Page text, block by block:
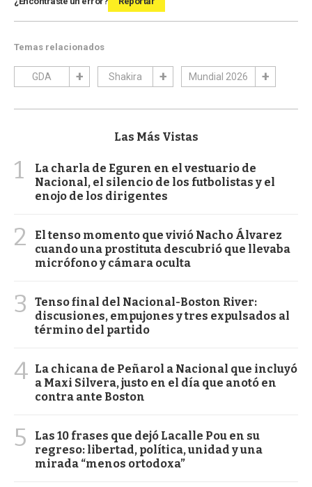
Temas relacionados
GDA Shakira Mundial 2026
Las Más Vistas
1
La charla de Eguren en el vestuario de
Nacional, el silencio de los futbolistas y el
enojo de los dirigentes
2
El tenso momento que vivió Nacho Álvarez
cuando una prostituta descubrió que llevaba
micrófono y cámara oculta
3
Tenso final del Nacional-Boston River:
discusiones, empujones y tres expulsados al
término del partido
4 La chicana de Peñarol a Nacional que incluyó
a Maxi Silvera, justo en el día que anotó en
contra ante Boston
5
Las 10 frases que dejó Lacalle Pou en su
regreso: libertad, política, unidad y una
mirada “menos ortodoxa”